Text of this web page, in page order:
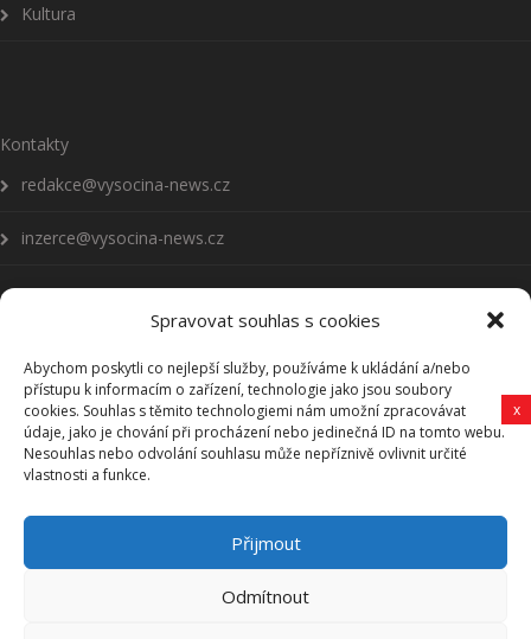
Spravovat souhlas s cookies
Abychom poskytli co nejlepší služby, používáme k ukládání a/nebo
přístupu k informacím o zařízení, technologie jako jsou soubory
cookies. Souhlas s těmito technologiemi nám umožní zpracovávat
údaje, jako je chování při procházení nebo jedinečná ID na tomto webu.
Nesouhlas nebo odvolání souhlasu může nepříznivě ovlivnit určité
vlastnosti a funkce.
Přijmout
Odmítnout
Kultura
Kontakty
redakce@vysocina-news.cz
inzerce@vysocina-news.cz
Přihlásit se k odběru novinek
Všeobecné podmínky
Vysočina-news.cz
Zpravodajství z Vysočiny
x